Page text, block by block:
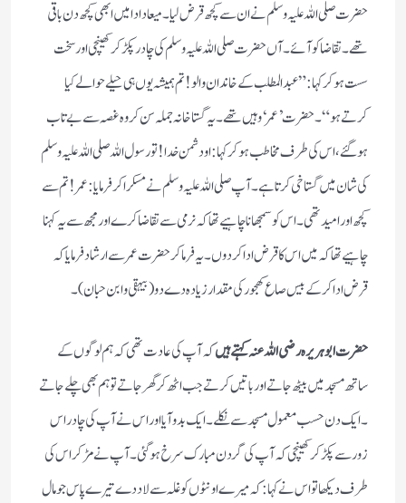
حضرت صلی اللہ علیہ وسلم نے ان سے کچھ قرض لیا ۔ میعاد ادا میں ابھی کچھ دن باقی
تھے۔ تقاضا کو آئے ۔ آں حضرت صلی اللہ علیہ وسلم کی چادر پکڑ کر کھینچی اور سخت
سست ہو کر کہا : ”عبدالمطلب کے خاندان والو! تم ہمیشہ یوں ہی حیلے حوالے کیا
کرتے ہو“ ۔ حضرت ’عمر‘ وہیں تھے ۔ یہ گستاخانہ جملہ سن کر وہ غصہ سے بے تاب
ہو گئے ، اس کی طرف مخاطب ہو کر کہا : او دشمن خدا ! تو رسول اللہ صلی اللہ علیہ وسلم
کی شان میں گستاخی کرتا ہے ۔ آپ صلی اللہ علیہ وسلم نے مسکرا کر فرمایا : عمر ! تم سے
کچھ اور امید تھی ۔ اس کو سمجھانا چاہیے تھا کہ نرمی سے تقاضا کرے اور مجھ سے یہ کہنا
چاہیے تھا کہ میں اس کا قرض ادا کر دوں ۔ یہ فرما کر حضرت عمر سے ارشاد فرمایا کہ
قرض ادا کر کے بیس صاع کھجور کی مقدار زیادہ دے دو (بیہقی و ابن حبان) ۔
حضرت ابوہریرہ رضی اللہ عنہ کہتے ہیںکہ آپ کی عادت تھی کہ ہم لوگوں کے
ساتھ مسجد میں بیٹھ جاتے اور باتیں کرتے جب اٹھ کر گھر جاتے تو ہم بھی چلے جاتے
۔ ایک دن حسب معمول مسجد سے نکلے ۔ ایک بدو آیا اور اس نے آپ کی چادر اس
زور سے پکڑ کر کھینچی کہ آپ کی گردن مبارک سرخ ہو گئی۔ آپ نے مڑ کر اس کی
طرف دیکھا تو اس نے کہا: کہ میرے اونٹوں کو غلہ سے لاد دے تیرے پاس جو مال